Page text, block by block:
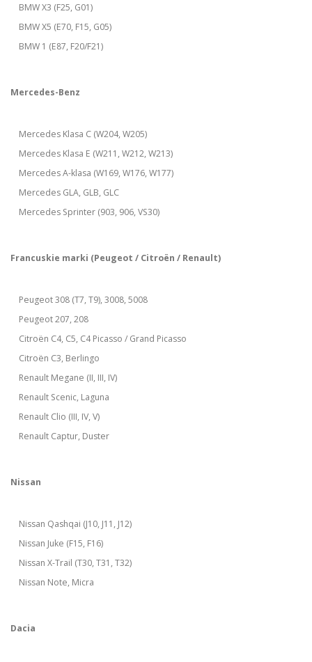
BMW X3 (F25, G01)
BMW X5 (E70, F15, G05)
BMW 1 (E87, F20/F21)
Mercedes-Benz
Mercedes Klasa C (W204, W205)
Mercedes Klasa E (W211, W212, W213)
Mercedes A-klasa (W169, W176, W177)
Mercedes GLA, GLB, GLC
Mercedes Sprinter (903, 906, VS30)
Francuskie marki (Peugeot / Citroën / Renault)
Peugeot 308 (T7, T9), 3008, 5008
Peugeot 207, 208
Citroën C4, C5, C4 Picasso / Grand Picasso
Citroën C3, Berlingo
Renault Megane (II, III, IV)
Renault Scenic, Laguna
Renault Clio (III, IV, V)
Renault Captur, Duster
Nissan
Nissan Qashqai (J10, J11, J12)
Nissan Juke (F15, F16)
Nissan X-Trail (T30, T31, T32)
Nissan Note, Micra
Dacia